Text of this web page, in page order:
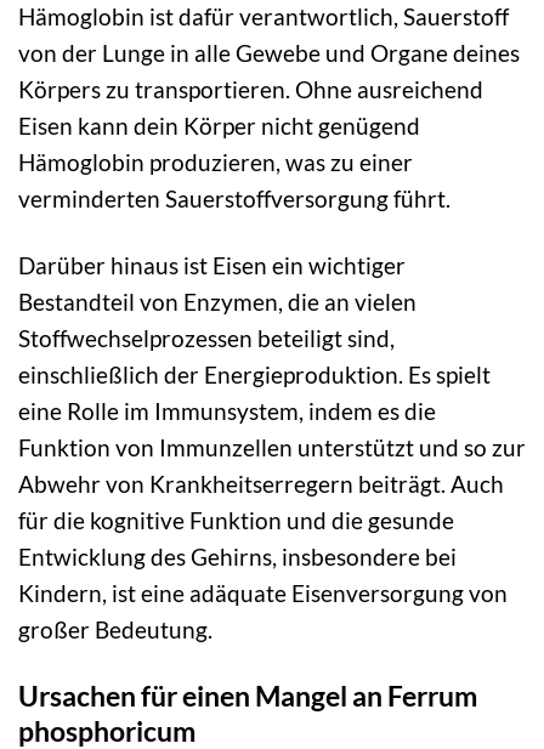
Hämoglobin ist dafür verantwortlich, Sauerstoff
von der Lunge in alle Gewebe und Organe deines
Körpers zu transportieren. Ohne ausreichend
Eisen kann dein Körper nicht genügend
Hämoglobin produzieren, was zu einer
verminderten Sauerstoffversorgung führt.
Darüber hinaus ist Eisen ein wichtiger
Bestandteil von Enzymen, die an vielen
Stoffwechselprozessen beteiligt sind,
einschließlich der Energieproduktion. Es spielt
eine Rolle im Immunsystem, indem es die
Funktion von Immunzellen unterstützt und so zur
Abwehr von Krankheitserregern beiträgt. Auch
für die kognitive Funktion und die gesunde
Entwicklung des Gehirns, insbesondere bei
Kindern, ist eine adäquate Eisenversorgung von
großer Bedeutung.
Ursachen für einen Mangel an Ferrum
phosphoricum